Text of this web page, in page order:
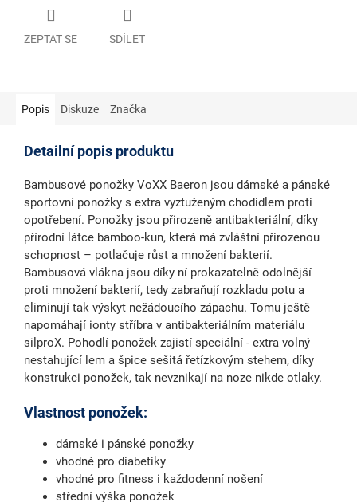
ZEPTAT SE SDÍLET
Popis Diskuze Značka
Detailní popis produktu
Bambusové ponožky VoXX Baeron jsou dámské a pánské
sportovní ponožky s extra vyztuženým chodidlem proti
opotřebení. Ponožky jsou přirozeně antibakteriální, díky
přírodní látce bamboo-kun, která má zvláštní přirozenou
schopnost – potlačuje růst a množení bakterií.
Bambusová vlákna jsou díky ní prokazatelně odolnější
proti množení bakterií, tedy zabraňují rozkladu potu a
eliminují tak výskyt nežádoucího zápachu. Tomu ještě
napomáhají ionty stříbra v antibakteriálním materiálu
silproX. Pohodlí ponožek zajistí speciální - extra volný
nestahující lem a špice sešitá řetízkovým stehem, díky
konstrukci ponožek, tak nevznikají na noze nikde otlaky.
Vlastnost ponožek:
dámské i pánské ponožky
vhodné pro diabetiky
vhodné pro fitness i každodenní nošení
střední výška ponožek